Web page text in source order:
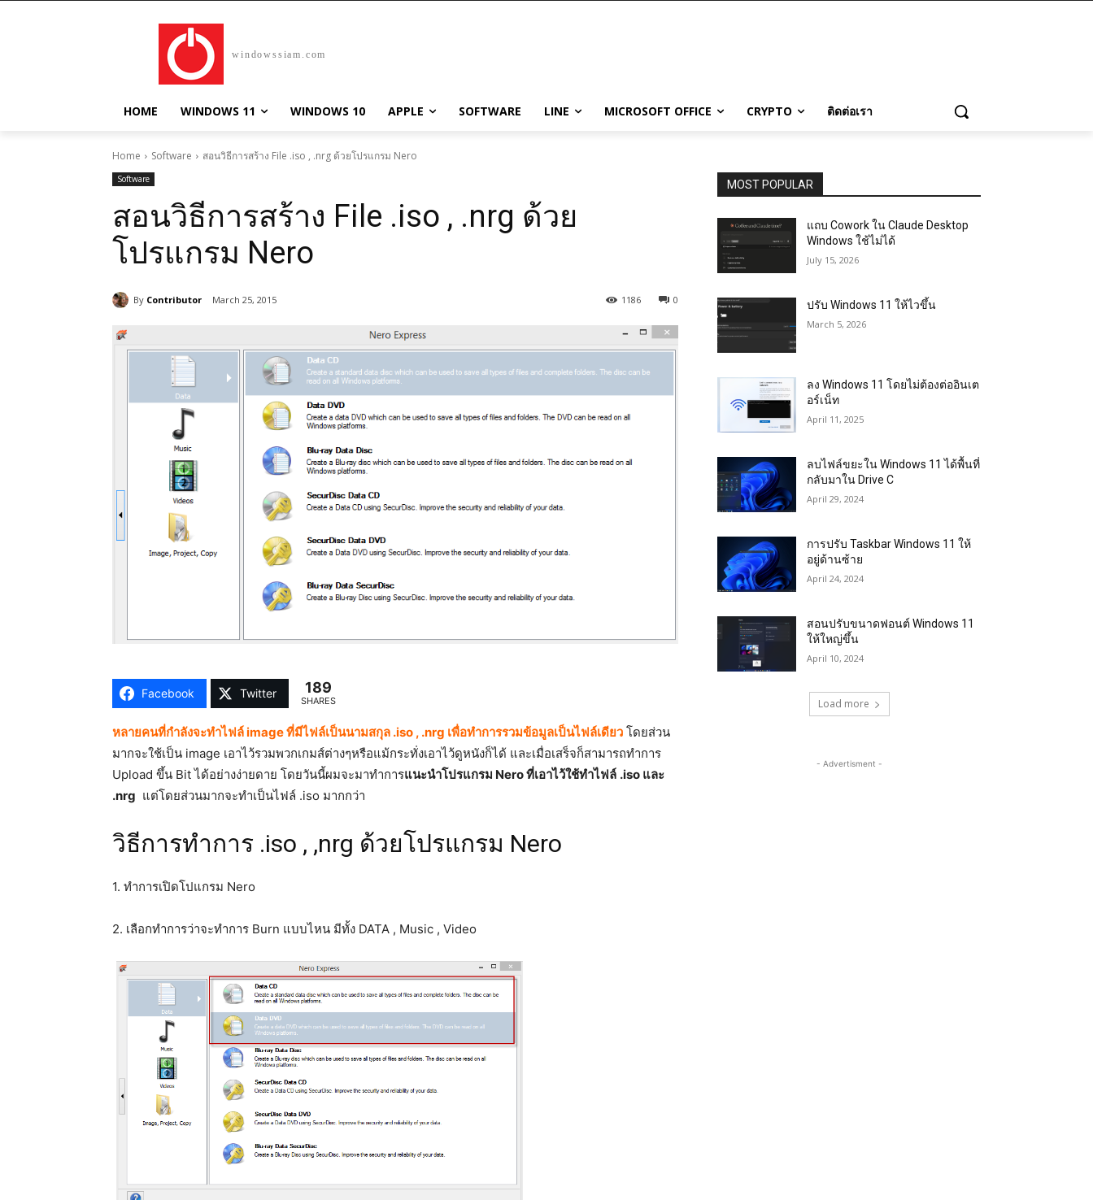
windowssiam.com
HOME WINDOWS 11 WINDOWS 10 APPLE SOFTWARE LINE MICROSOFT OFFICE CRYPTO ติดต่อเรา
Home Software สอนวิธีการสร้าง File .iso , .nrg ด้วยโปรแกรม Nero
Software
สอนวิธีการสร้าง File .iso , .nrg ด้วย
โปรแกรม Nero
By Contributor March 25, 2015 0
1186
Facebook Twitter 189
SHARES
หลายคนที่กำลังจะทำไฟล์ image ที่มีไฟล์เป็นนามสกุล .iso , .nrg เพื่อทำการรวมข้อมูลเป็นไฟล์เดียว โดยส่วน
มากจะใช้เป็น image เอาไว้รวมพวกเกมส์ต่างๆหรือแม้กระทั่งเอาไว้ดูหนังก็ได้ และเมื่อเสร็จก็สามารถทำการ
Upload ขึ้น Bit ได้อย่างง่ายดาย โดยวันนี้ผมจะมาทำการแนะนำโปรแกรม Nero ที่เอาไว้ใช้ทำไฟล์ .iso และ
.nrg แต่โดยส่วนมากจะทำเป็นไฟล์ .iso มากกว่า
วิธีการทำการ .iso , ,nrg ด้วยโปรแกรม Nero
1. ทำการเปิดโปแกรม Nero
2. เลือกทำการว่าจะทำการ Burn แบบไหน มีทั้ง DATA , Music , Video
MOST POPULAR
แถบ Cowork ใน Claude Desktop
Windows ใช้ไม่ได้
July 15, 2026
ปรับ Windows 11 ให้ไวขึ้น
March 5, 2026
ลง Windows 11 โดยไม่ต้องต่ออินเต
อร์เน็ท
April 11, 2025
ลบไฟล์ขยะใน Windows 11 ได้พื้นที่
กลับมาใน Drive C
April 29, 2024
การปรับ Taskbar Windows 11 ให้
อยู่ด้านซ้าย
April 24, 2024
สอนปรับขนาดฟอนต์ Windows 11
ให้ใหญ่ขึ้น
April 10, 2024
Load more
- Advertisment -